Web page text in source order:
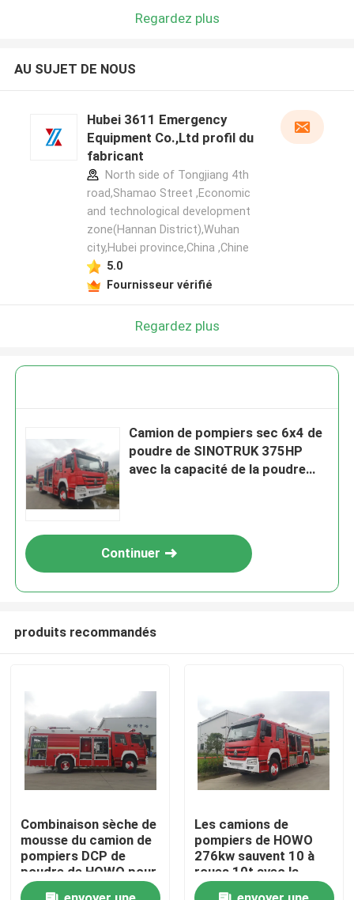
Maison
Produits
Au sujet de nous
Regardez plus
AU SUJET DE NOUS
Hubei 3611 Emergency
Equipment Co.,Ltd profil du
fabricant
North side of Tongjiang 4th
road,Shamao Street ,Economic
and technological development
zone(Hannan District),Wuhan
city,Hubei province,China ,Chine
5.0
Fournisseur vérifié
Regardez plus
Camion de pompiers sec 6x4 de
poudre de SINOTRUK 375HP
avec la capacité de la poudre
Continuer
produits recommandés
Combinaison sèche de
mousse du camion de
pompiers DCP de
poudre de HOWO pour
la délivrance de
Les camions de
pompiers de HOWO
276kw sauvent 10 à
roues 10t avec la
combinaison de